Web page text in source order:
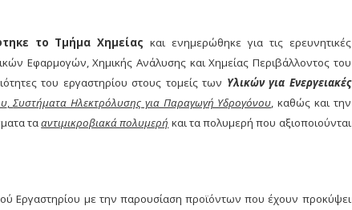
το Τμήμα Χημείας και ενημερώθηκε για τις ερευνητικές
Εφαρμογών, Χημικής Ανάλυσης και Χημείας Περιβάλλοντος του
του εργαστηρίου στους τομείς των Υλικών για Ενεργειακές
,Συστήματα Ηλεκτρόλυσης για Παραγωγή Υδρογόνου, καθώς και την
τααντιμικροβιακά πολυμερή και τα πολυμερή που αξιοποιούνται
Εργαστηρίου με την παρουσίαση προϊόντων που έχουν προκύψει